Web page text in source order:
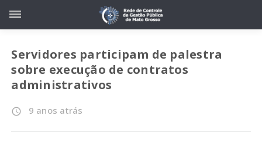
Servidores participam de palestra
sobre execução de contratos
administrativos
access_time 9 anos atrás